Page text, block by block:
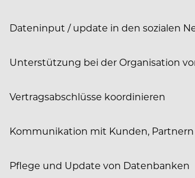
Dateninput / update in den sozialen
Unterstützung bei der Organisation
Vertragsabschlüsse koordinieren
Kommunikation mit Kunden,
Pflege und Update von Datenbanken